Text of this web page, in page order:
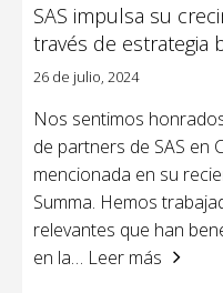
SAS impulsa su
través de estrategia
26 de julio, 2024
Nos sentimos
de partners de SAS en
mencionada en su
Summa. Hemos
relevantes que han
en la… Leer más